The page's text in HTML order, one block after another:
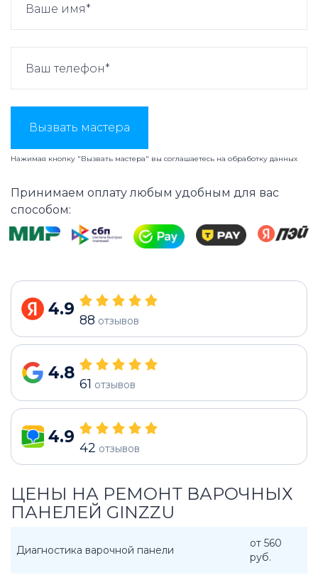
Вызвать мастера
Нажимая кнопку "Вызвать мастера" вы соглашаетесь на обработку данных
Принимаем оплату любым удобным для вас
способом:
4.9
88 отзывов
4.8
61 отзывов
4.9
42 отзывов
ЦЕНЫ НА РЕМОНТ ВАРОЧНЫХ
ПАНЕЛЕЙ GINZZU
Диагностика варочной панели
от 560
руб.